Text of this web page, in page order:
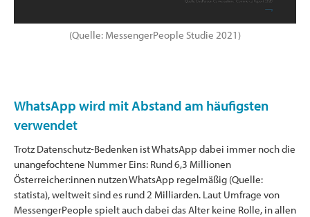
(Quelle: MessengerPeople Studie 2021)
WhatsApp wird mit Abstand am häufigsten
verwendet
Trotz Datenschutz-Bedenken ist WhatsApp dabei immer noch die
unangefochtene Nummer Eins: Rund 6,3 Millionen
Österreicher:innen nutzen WhatsApp regelmäßig (Quelle:
statista), weltweit sind es rund 2 Milliarden. Laut Umfrage von
MessengerPeople spielt auch dabei das Alter keine Rolle, in allen